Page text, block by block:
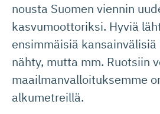
nousta Suomen viennin
kasvumoottoriksi. Hyviä
ensimmäisiä
nähty, mutta mm. Ruotsiin
maailmanvalloituksemme
alkumetreillä.